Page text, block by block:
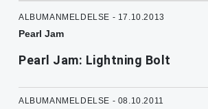
ALBUMANMELDELSE - 17.10.2013
Pearl Jam
Pearl Jam: Lightning Bolt
ALBUMANMELDELSE - 08.10.2011